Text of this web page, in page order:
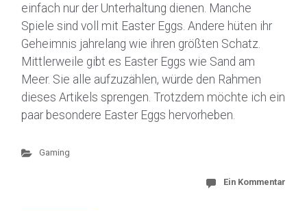
einfach nur der Unterhaltung dienen. Manche
Spiele sind voll mit Easter Eggs. Andere hüten ihr
Geheimnis jahrelang wie ihren größten Schatz.
Mittlerweile gibt es Easter Eggs wie Sand am
Meer. Sie alle aufzuzählen, würde den Rahmen
dieses Artikels sprengen. Trotzdem möchte ich ein
paar besondere Easter Eggs hervorheben.
Gaming
Ein Kommentar